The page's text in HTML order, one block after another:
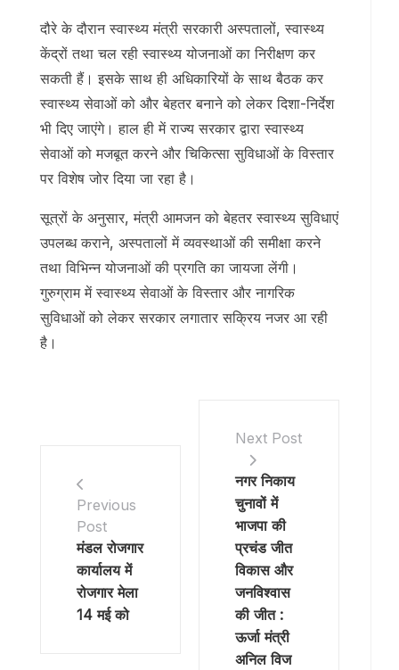
दौरे के दौरान स्वास्थ्य मंत्री सरकारी अस्पतालों, स्वास्थ्य
केंद्रों तथा चल रही स्वास्थ्य योजनाओं का निरीक्षण कर
सकती हैं। इसके साथ ही अधिकारियों के साथ बैठक कर
स्वास्थ्य सेवाओं को और बेहतर बनाने को लेकर दिशा-निर्देश
भी दिए जाएंगे। हाल ही में राज्य सरकार द्वारा स्वास्थ्य
सेवाओं को मजबूत करने और चिकित्सा सुविधाओं के विस्तार
पर विशेष जोर दिया जा रहा है।
सूत्रों के अनुसार, मंत्री आमजन को बेहतर स्वास्थ्य सुविधाएं
उपलब्ध कराने, अस्पतालों में व्यवस्थाओं की समीक्षा करने
तथा विभिन्न योजनाओं की प्रगति का जायजा लेंगी।
गुरुग्राम में स्वास्थ्य सेवाओं के विस्तार और नागरिक
सुविधाओं को लेकर सरकार लगातार सक्रिय नजर आ रही
है।
Previous
Post
मंडल रोजगार
कार्यालय में
रोजगार मेला
14 मई को
Next Post
नगर निकाय
चुनावों में
भाजपा की
प्रचंड जीत
विकास और
जनविश्वास
की जीत :
ऊर्जा मंत्री
अनिल विज